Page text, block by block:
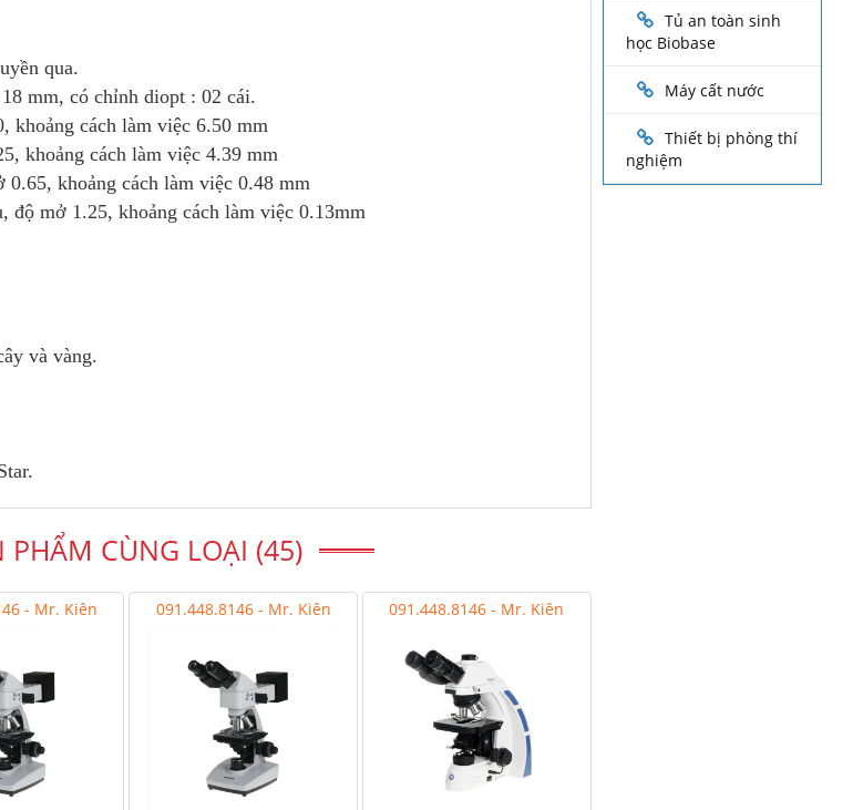
qua.
mm, có chỉnh diopt : 02 cái.
khoảng cách làm việc 6.50 mm
khoảng cách làm việc 4.39 mm
khoảng cách làm việc 0.48 mm
độ mở 1.25, khoảng cách làm việc 0.13mm
và vàng.
PHẨM CÙNG LOẠI (45)
- Mr. Kiên 091.448.8146 - Mr. Kiên 091.448.8146 - Mr. Kiên
Tủ an toàn sinh
học Biobase
Máy cất nước
Thiết bị phòng thí
nghiệm